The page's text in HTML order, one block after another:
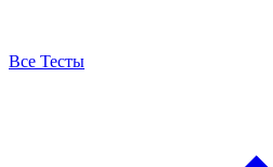
Все Тесты